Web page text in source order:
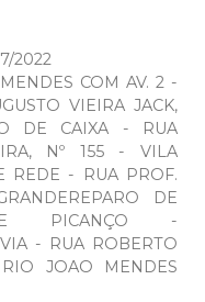
2022
COM AV. 2 -
VIEIRA JACK,
DE CAIXA - RUA
Nº 155 - VILA
REDE - RUA PROF.
DE
PICANÇO -
- RUA ROBERTO
JOAO MENDES